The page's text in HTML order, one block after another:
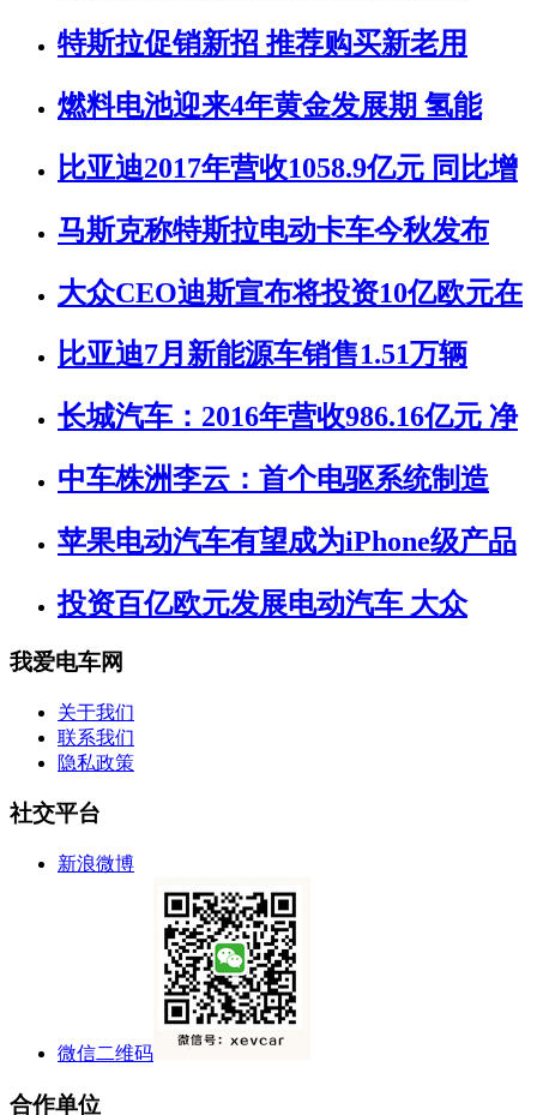
特斯拉促销新招 推荐购买新老用
燃料电池迎来4年黄金发展期 氢能
比亚迪2017年营收1058.9亿元 同比增
马斯克称特斯拉电动卡车今秋发布
大众CEO迪斯宣布将投资10亿欧元在
比亚迪7月新能源车销售1.51万辆
长城汽车：2016年营收986.16亿元 净
中车株洲李云：首个电驱系统制造
苹果电动汽车有望成为iPhone级产品
投资百亿欧元发展电动汽车 大众
我爱电车网
关于我们
联系我们
隐私政策
社交平台
新浪微博
微信二维码
合作单位